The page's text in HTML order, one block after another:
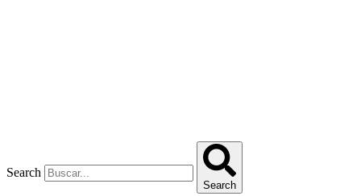
Search
Search